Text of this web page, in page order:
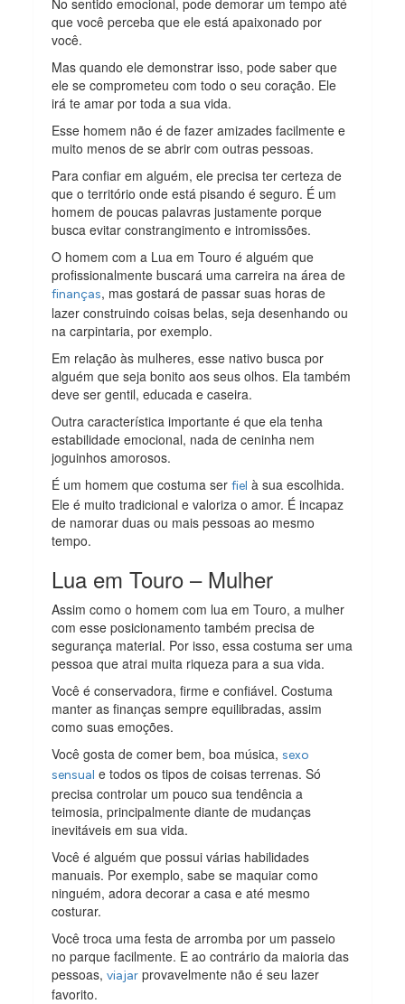
que você perceba que ele está apaixonado por
você.
Mas quando ele demonstrar isso, pode saber que
ele se comprometeu com todo o seu coração. Ele
irá te amar por toda a sua vida.
Esse homem não é de fazer amizades facilmente e
muito menos de se abrir com outras pessoas.
Para confiar em alguém, ele precisa ter certeza de
que o território onde está pisando é seguro. É um
homem de poucas palavras justamente porque
busca evitar constrangimento e intromissões.
O homem com a Lua em Touro é alguém que
profissionalmente buscará uma carreira na área de
finanças, mas gostará de passar suas horas de
lazer construindo coisas belas, seja desenhando ou
na carpintaria, por exemplo.
Em relação às mulheres, esse nativo busca por
alguém que seja bonito aos seus olhos. Ela também
deve ser gentil, educada e caseira.
Outra característica importante é que ela tenha
estabilidade emocional, nada de ceninha nem
joguinhos amorosos.
É um homem que costuma serfiel à sua escolhida.
Ele é muito tradicional e valoriza o amor. É incapaz
de namorar duas ou mais pessoas ao mesmo
tempo.
Lua em Touro – Mulher
Assim como o homem com lua em Touro, a mulher
com esse posicionamento também precisa de
segurança material. Por isso, essa costuma ser uma
pessoa que atrai muita riqueza para a sua vida.
Você é conservadora, firme e confiável. Costuma
manter as finanças sempre equilibradas, assim
como suas emoções.
Você gosta de comer bem, boa música,sexo
sensual e todos os tipos de coisas terrenas. Só
precisa controlar um pouco sua tendência a
teimosia, principalmente diante de mudanças
inevitáveis em sua vida.
Você é alguém que possui várias habilidades
manuais. Por exemplo, sabe se maquiar como
ninguém, adora decorar a casa e até mesmo
costurar.
Você troca uma festa de arromba por um passeio
no parque facilmente. E ao contrário da maioria das
pessoas,viajar provavelmente não é seu lazer
favorito.